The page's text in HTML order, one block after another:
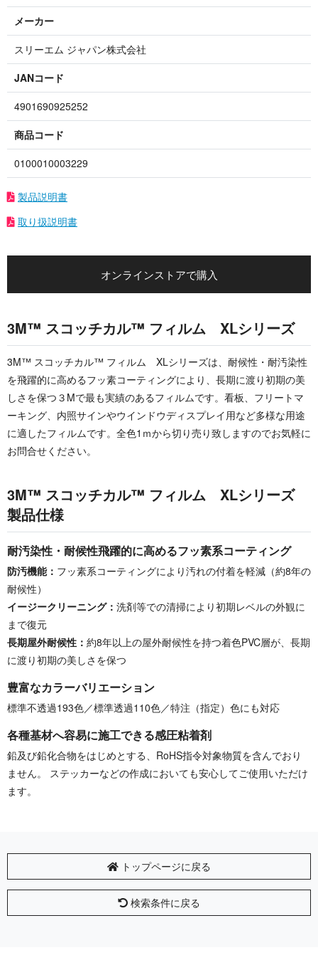
メーカー
スリーエム ジャパン株式会社
JANコード
4901690925252
商品コード
0100010003229
製品説明書
取り扱説明書
オンラインストアで購入
3M™ スコッチカル™ フィルム XLシリーズ
3M™ スコッチカル™ フィルム XLシリーズは、耐候性・耐汚染性
を飛躍的に高めるフッ素コーティングにより、長期に渡り初期の美
しさを保つ３Mで最も実績のあるフィルムです。看板、フリートマ
ーキング、内照サインやウインドウディスプレイ用など多様な用途
に適したフィルムです。全色1ｍから切り売り致しますのでお気軽に
お問合せください。
3M™ スコッチカル™ フィルム XLシリーズ
製品仕様
耐汚染性・耐候性飛躍的に高めるフッ素系コーティング
防汚機能： フッ素系コーティングにより汚れの付着を軽減（約8年の
耐候性）
イージークリーニング： 洗剤等での清掃により初期レベルの外観に
まで復元
長期屋外耐候性： 約8年以上の屋外耐候性を持つ着色PVC層が、長期
に渡り初期の美しさを保つ
豊富なカラーバリエーション
標準不透過193色／標準透過110色／特注（指定）色にも対応
各種基材へ容易に施工できる感圧粘着剤
鉛及び鉛化合物をはじめとする、RoHS指令対象物質を含んでおり
ません。 ステッカーなどの作成においても安心してご使用いただけ
ます。
トップページに戻る
検索条件に戻る